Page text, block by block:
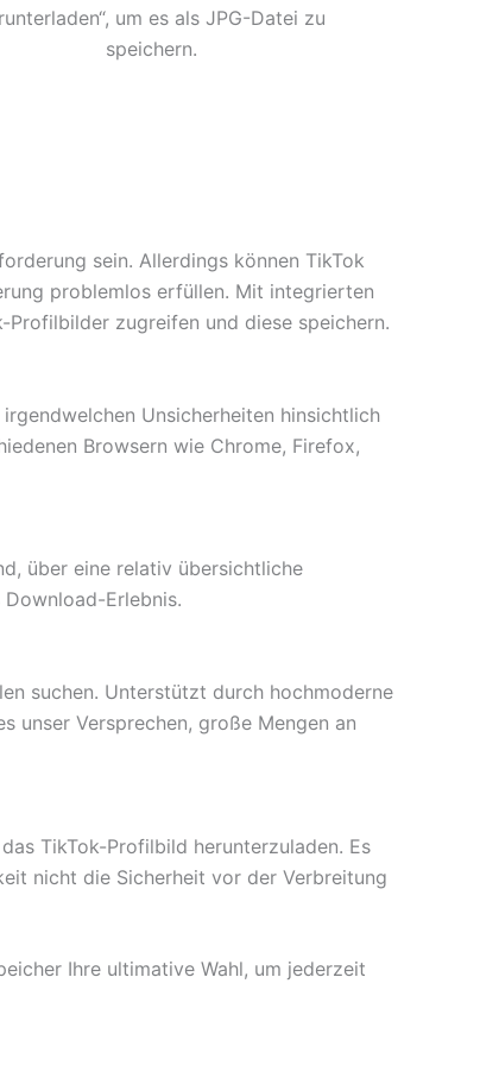
um es als JPG-Datei zu
speichern.
sein. Allerdings können TikTok
problemlos erfüllen. Mit integrierten
zugreifen und diese speichern.
Unsicherheiten hinsichtlich
Browsern wie Chrome, Firefox,
über eine relativ übersichtliche
Erlebnis.
suchen. Unterstützt durch hochmoderne
unser Versprechen, große Mengen an
TikTok-Profilbild herunterzuladen. Es
nicht die Sicherheit vor der Verbreitung
Ihre ultimative Wahl, um jederzeit